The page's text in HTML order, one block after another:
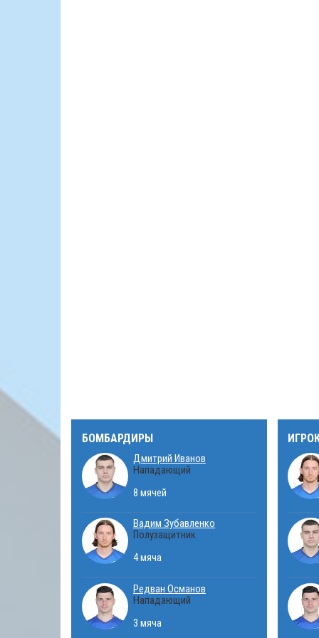
БОМБАРДИРЫ
Дмитрий Иванов
Нападающий
8 мячей
Вадим Зубавленко
Полузащитник
4 мяча
Редван Османов
Нападающий
3 мяча